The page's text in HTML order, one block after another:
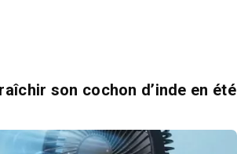
son cochon d’inde en été